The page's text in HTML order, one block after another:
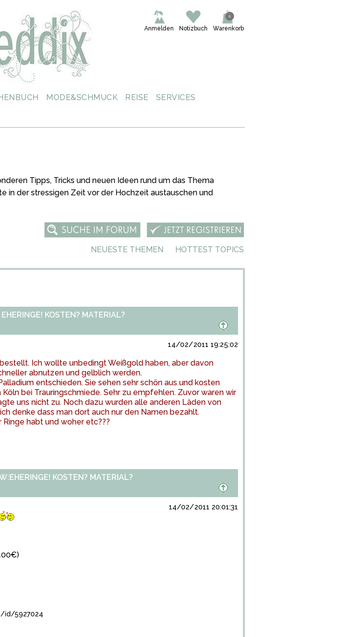
Warenkorb
0
Notizbuch
Anmelden
MODE&SCHMUCK REISE SERVICES
Tipps, Tricks und neuen Ideen rund um das Thema
in der stressigen Zeit vor der Hochzeit austauschen und
NEUESTE THEMEN HOTTEST TOPICS
EHERINGE! KOSTEN? MATERIAL?
14/02/2011 19:25:02
Ich wollte unbedingt Weißgold haben, aber davon
abnutzen und gelblich werden.
entschieden. Sie sehen sehr schön aus und kosten
bei Trauringschmiede. Sehr zu empfehlen. Zuvor waren wir
uns nicht zu. Noch dazu wurden alle anderen Läden von
denke dass man dort auch nur den Namen bezahlt.
habt und woher etc???
KOSTEN? MATERIAL?
14/02/2011 20:01:31
id/5927024